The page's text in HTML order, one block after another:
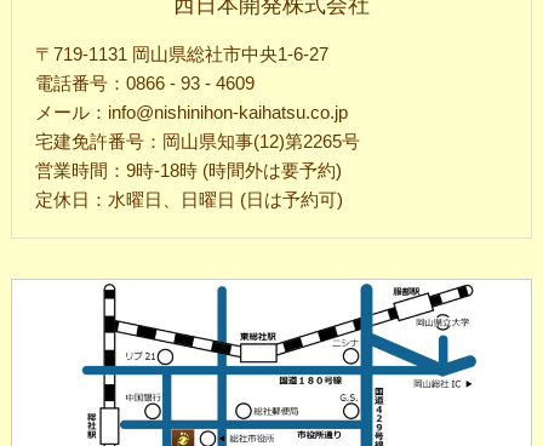
〒719-1131 岡山県総社市中央1-6-27
電話番号：0866 - 93 - 4609
メール：info@nishinihon-kaihatsu.co.jp
宅建免許番号：岡山県知事(12)第2265号
営業時間：9時-18時 (時間外は要予約)
定休日：水曜日、日曜日 (日は予約可)